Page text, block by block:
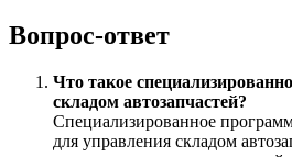
Вопрос-ответ
Что такое
складом автозапчастей?
Специализированное
для управления складом